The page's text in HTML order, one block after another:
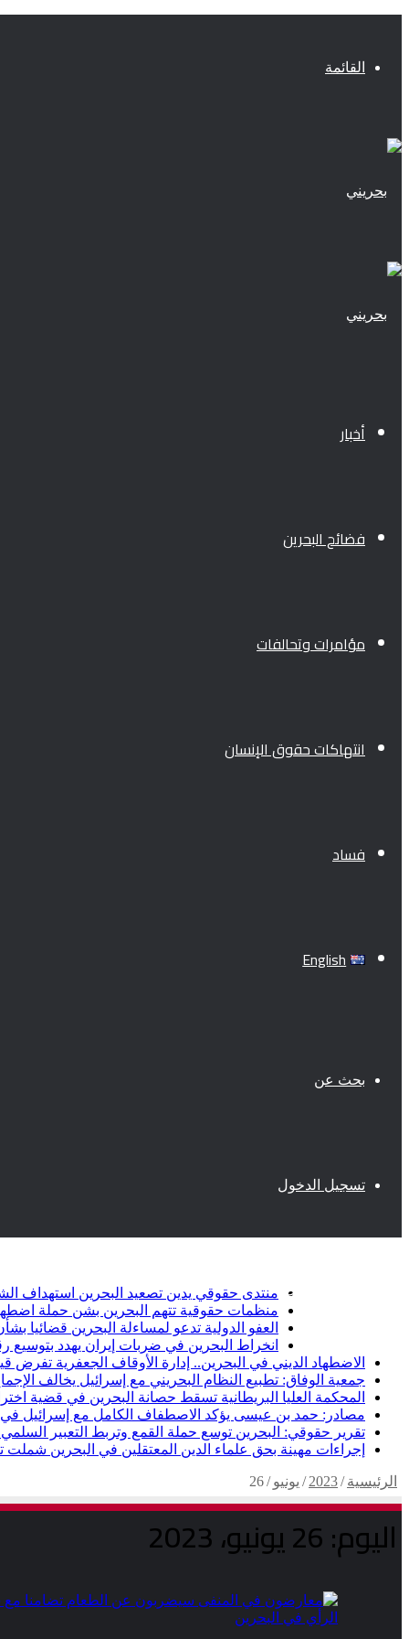
القائمة
أخبار
فضائح البحرين
مؤامرات وتحالفات
انتهاكات حقوق الإنسان
فساد
English
بحث عن
تسجيل الدخول
فيسبوك
منتدى حقوقي يدين تصعيد البحرين استهداف الشيعة
منظمات حقوقية تتهم البحرين بشن حملة
العفو الدولية تدعو لمساءلة البحرين قضائيا
انخراط البحرين في ضربات إيران يهدد بتوسيع
الاضطهاد الديني في البحرين.. إدارة الأوقاف الجعفرية تفرض
جمعية الوفاق: تطبيع النظام البحريني مع إسرائيل يخالف
المحكمة العليا البريطانية تسقط حصانة البحرين في قضية
مصادر: حمد بن عيسى يؤكد الاصطفاف الكامل مع إسرائيل في
تقرير حقوقي: البحرين توسع حملة القمع وتربط التعبير السلمي
إجراءات مهينة بحق علماء الدين المعتقلين في البحرين شملت
الرئيسية /
2023
/ يونيو /
26
اليوم:26 يونيو، 2023